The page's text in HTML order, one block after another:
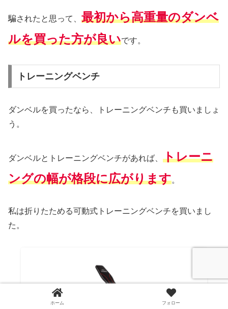
騙されたと思って、 最初から高重量のダンベ
ルを買った方が良いです。
トレーニングベンチ
ダンベルを買ったなら、トレーニングベンチも買いましょ
う。
ダンベルとトレーニングベンチがあれば、 トレーニ
ングの幅が格段に広がります。
私は折りたためる可動式トレーニングベンチを買いまし
た。
ホーム フォロー